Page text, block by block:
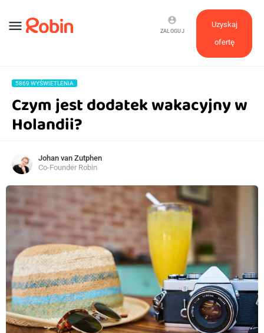
menu
Uzyskaj
ofertę
account_circle
ZALOGUJ
5869 WYŚWIETLENIA
Czym jest dodatek wakacyjny w
Holandii?
Johan van Zutphen
Co-Founder Robin